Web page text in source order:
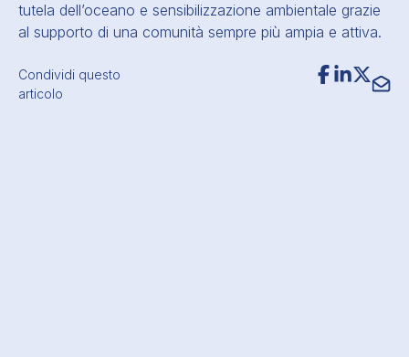
Condividi questo
articolo
tutela dell’oceano e sensibilizzazione ambientale grazie
al supporto di una comunità sempre più ampia e attiva.